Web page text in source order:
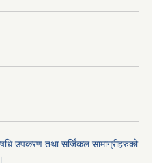
उपकरण तथा सर्जिकल सामाग्रीहरुको